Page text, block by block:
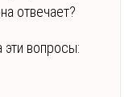
отвечает?
эти вопросы: